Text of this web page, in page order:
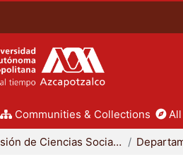
Communities & Collections
División de Ciencias Sociales y Humanidades